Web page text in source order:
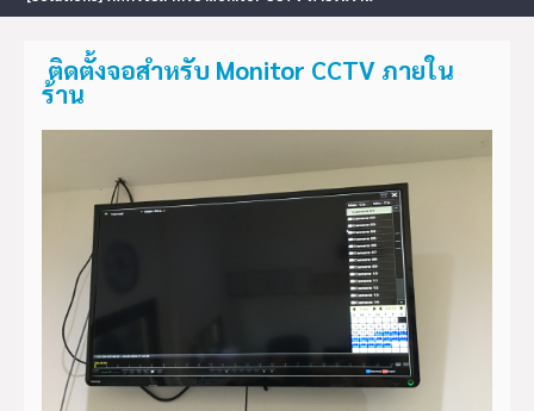
ติดตั้งจอสำหรับ Monitor CCTV ภายใน
ร้าน